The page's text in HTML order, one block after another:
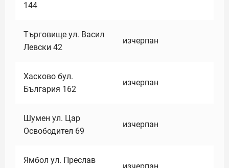
144
Търговище ул. Васил
Левски 42
изчерпан
Хасково бул.
България 162
изчерпан
Шумен ул. Цар
Освободител 69
изчерпан
Ямбол ул. Преслав